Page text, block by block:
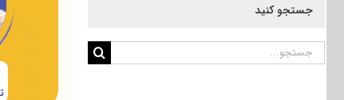
جستجو کنید
جستجو